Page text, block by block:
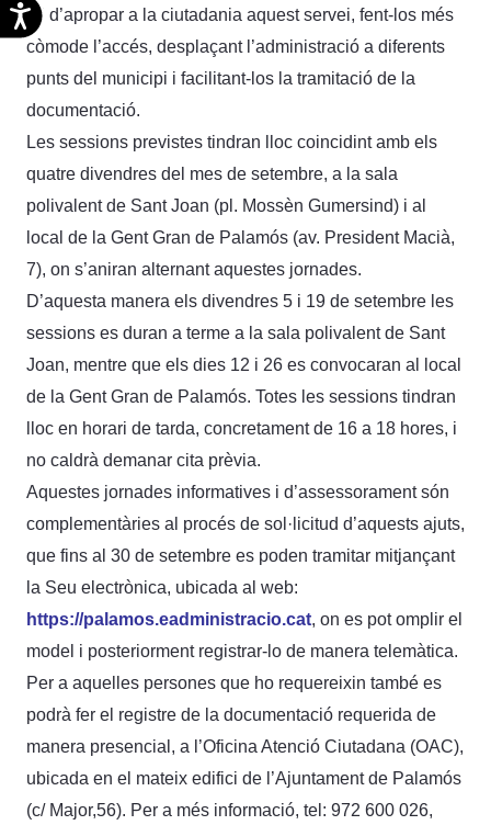
Accesibilidad
tal d’apropar a la ciutadania aquest servei, fent-los més
còmode l’accés, desplaçant l’administració a diferents
punts del municipi i facilitant-los la tramitació de la
documentació.
Les sessions previstes tindran lloc coincidint amb els
quatre divendres del mes de setembre, a la sala
polivalent de Sant Joan (pl. Mossèn Gumersind) i al
local de la Gent Gran de Palamós (av. President Macià,
7), on s’aniran alternant aquestes jornades.
D’aquesta manera els divendres 5 i 19 de setembre les
sessions es duran a terme a la sala polivalent de Sant
Joan, mentre que els dies 12 i 26 es convocaran al local
de la Gent Gran de Palamós. Totes les sessions tindran
lloc en horari de tarda, concretament de 16 a 18 hores, i
no caldrà demanar cita prèvia.
Aquestes jornades informatives i d’assessorament són
complementàries al procés de sol·licitud d’aquests ajuts,
que fins al 30 de setembre es poden tramitar mitjançant
la Seu electrònica, ubicada al web:
https://palamos.eadministracio.cat, on es pot omplir el
model i posteriorment registrar-lo de manera telemàtica.
Per a aquelles persones que ho requereixin també es
podrà fer el registre de la documentació requerida de
manera presencial, a l’Oficina Atenció Ciutadana (OAC),
ubicada en el mateix edifici de l’Ajuntament de Palamós
(c/ Major,56). Per a més informació, tel: 972 600 026,